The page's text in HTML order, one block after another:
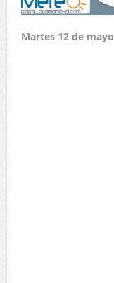
Martes 12 de mayo